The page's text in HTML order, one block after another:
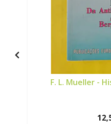
F. L. Mueller -